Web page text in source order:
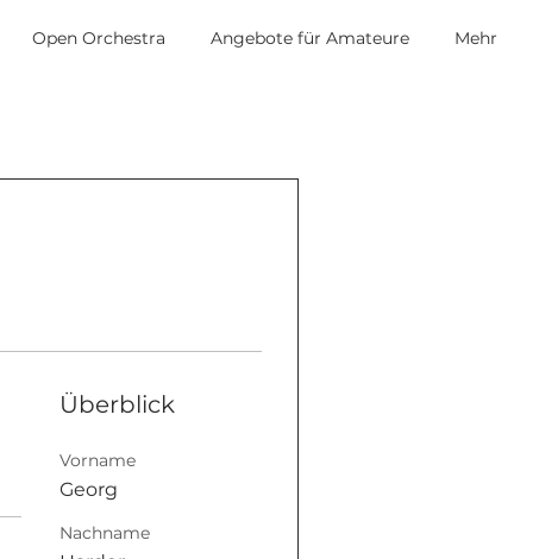
Open Orchestra Angebote für Amateure
Mehr
Überblick
Vorname
Georg
Nachname